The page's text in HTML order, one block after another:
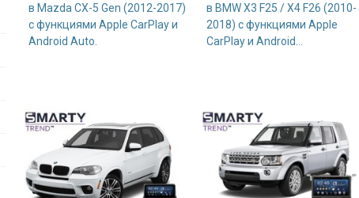
в Mazda CX-5 Gen (2012-2017)
с функциями Apple CarPlay и
Android Auto.
в BMW X3 F25 / X4 F26 (2010-
2018) с функциями Apple
CarPlay и Android...